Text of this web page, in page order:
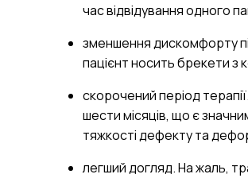
час відвідування одного
зменшення дискомфорту
пацієнт носить брекети з
скорочений період
шести місяців, що є
тяжкості дефекту та
легший догляд. На жаль,